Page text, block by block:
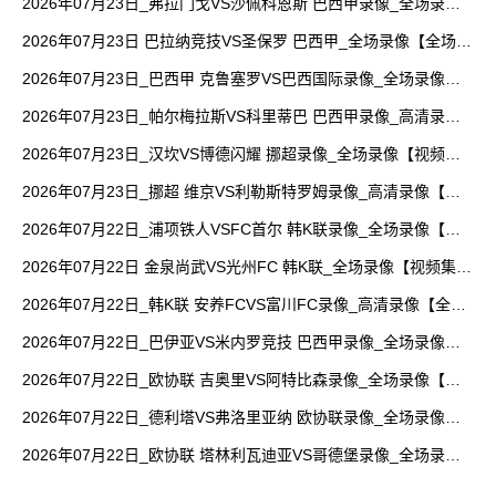
2026年07月23日 巴拉纳竞技VS圣保罗 巴西甲_全场录像【全场回
2026年07月23日_巴西甲 克鲁塞罗VS巴西国际录像_全场录像
2026年07月23日_帕尔梅拉斯VS科里蒂巴 巴西甲录像_高清录像
2026年07月23日_汉坎VS博德闪耀 挪超录像_全场录像【视频集
2026年07月23日_挪超 维京VS利勒斯特罗姆录像_高清录像【全
2026年07月22日_浦项铁人VSFC首尔 韩K联录像_全场录像【高
2026年07月22日 金泉尚武VS光州FC 韩K联_全场录像【视频集
2026年07月22日_韩K联 安养FCVS富川FC录像_高清录像【全场
2026年07月22日_巴伊亚VS米内罗竞技 巴西甲录像_全场录像
2026年07月22日_欧协联 吉奥里VS阿特比森录像_全场录像【全
2026年07月22日_德利塔VS弗洛里亚纳 欧协联录像_全场录像
2026年07月22日_欧协联 塔林利瓦迪亚VS哥德堡录像_全场录像